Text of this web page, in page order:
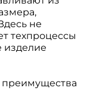
не
техпроцессы
изделие
преимущества